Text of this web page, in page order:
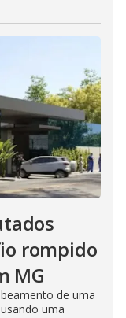
rompido
MG
de uma
uma